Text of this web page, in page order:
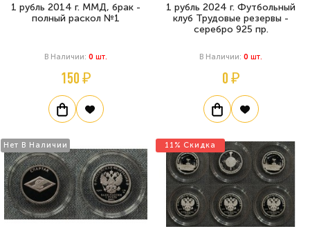
1 рубль 2014 г. ММД, брак -
полный раскол №1
В Наличии: 0 Шт.
150 ₽
1 рубль 2024 г. Футбольный
клуб Трудовые резервы -
серебро 925 пр.
В Наличии: 0 Шт.
0 ₽
Нет В Наличии 11% Скидка